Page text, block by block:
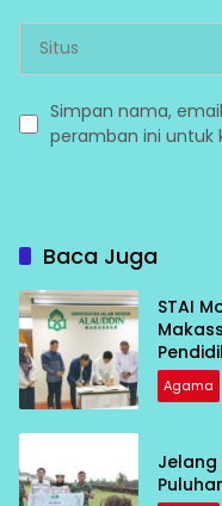
Simpan nama,
peramban ini untuk
Baca Juga
STAI
Agama
Jelang